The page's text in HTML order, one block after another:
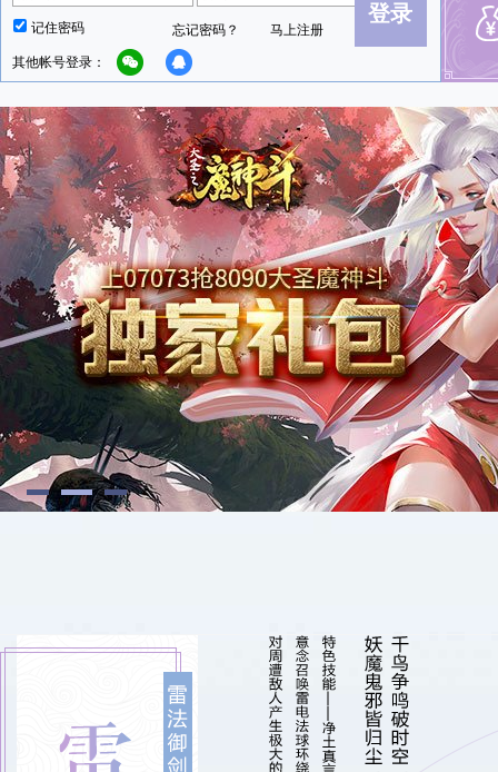
登录
记住密码 忘记密码？ 马上注册
其他帐号登录：